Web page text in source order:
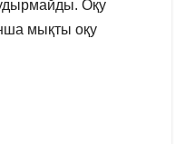
Оқу
мықты оқу